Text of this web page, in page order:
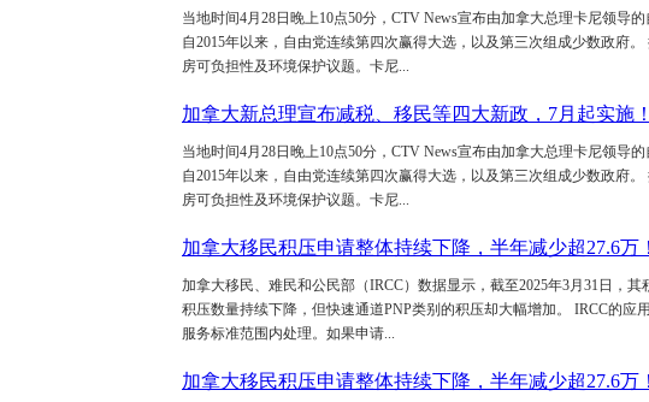
当地时间4月28日晚上10点50分，CTV News宣布由加拿大总理卡尼领导
自2015年以来，自由党连续第四次赢得大选，以及第三次组成少数政府
房可负担性及环境保护议题。卡尼...
加拿大新总理宣布减税、移民等四大新政，7月起实施！
当地时间4月28日晚上10点50分，CTV News宣布由加拿大总理卡尼领导
自2015年以来，自由党连续第四次赢得大选，以及第三次组成少数政府
房可负担性及环境保护议题。卡尼...
加拿大移民积压申请整体持续下降，半年减少超27.6万！
加拿大移民、难民和公民部（IRCC）数据显示，截至2025年3月31日，其
积压数量持续下降，但快速通道PNP类别的积压却大幅增加。 IRCC的应
服务标准范围内处理。如果申请...
加拿大移民积压申请整体持续下降，半年减少超27.6万！